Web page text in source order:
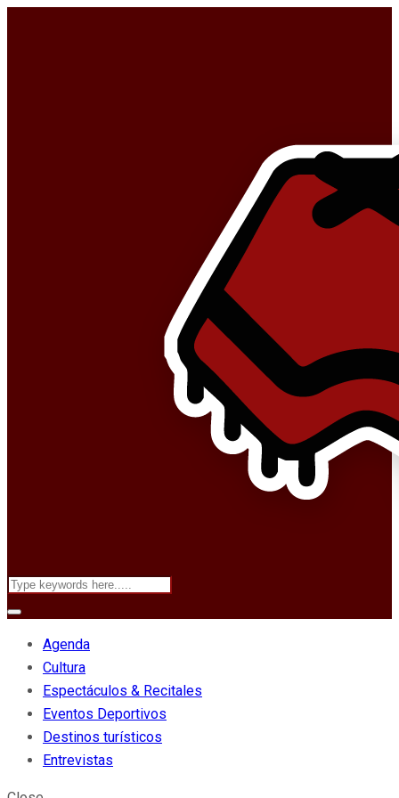
Agenda
Cultura
Espectáculos & Recitales
Eventos Deportivos
Destinos turísticos
Entrevistas